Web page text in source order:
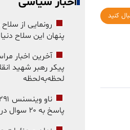
کنید
رونمایی از
پنهان این سلاح
آخرین اخبار
پیکر رهبر شهید
لحظه‌به‌لحظه
پاسخ به ۲۰ سوال درباره پرواز ۶۵۵